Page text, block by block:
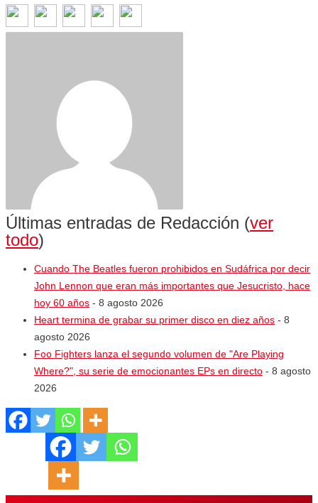
Últimas entradas de Redacción (ver
todo)
Cuando The Beatles fueron prohibidos en Sudáfrica por decir
John Lennon que eran más importantes que Jesucristo, hace
hoy 60 años - 8 agosto 2026
Heart termina de grabar su primer disco en diez años - 8
agosto 2026
Foo Fighters lanza el segundo volumen de "Are Playing
Where?", su serie de emocionantes EPs en directo - 8 agosto
2026